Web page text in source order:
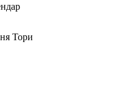
Тори